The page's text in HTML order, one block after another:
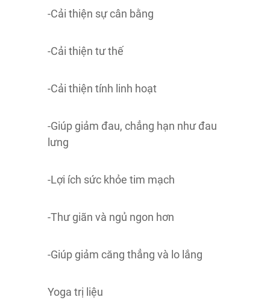
-Cải thiện sự cân bằng
-Cải thiện tư thế
-Cải thiện tính linh hoạt
-Giúp giảm đau, chẳng hạn như đau
lưng
-Lợi ích sức khỏe tim mạch
-Thư giãn và ngủ ngon hơn
-Giúp giảm căng thẳng và lo lắng
Yoga trị liệu